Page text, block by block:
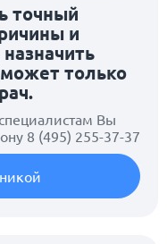
точный
и
только
Вы
8 (495) 255-37-37